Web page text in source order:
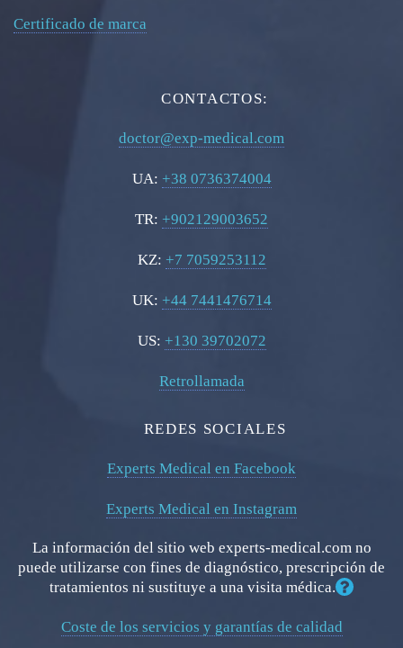
Certificado de marca
CONTACTOS:
doctor@exp-medical.com
UA: +38 0736374004
TR: +902129003652
KZ: +7 7059253112
UK: +44 7441476714
US: +130 39702072
Retrollamada
REDES SOCIALES
Experts Medical en Facebook
Experts Medical en Instagram
La información del sitio web experts-medical.com no
puede utilizarse con fines de diagnóstico, prescripción de
tratamientos ni sustituye a una visita médica.
Coste de los servicios y garantías de calidad